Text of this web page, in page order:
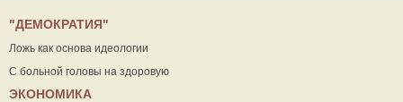
"ДЕМОКРАТИЯ"
Ложь как основа идеологии
С больной головы на здоровую
ЭКОНОМИКА